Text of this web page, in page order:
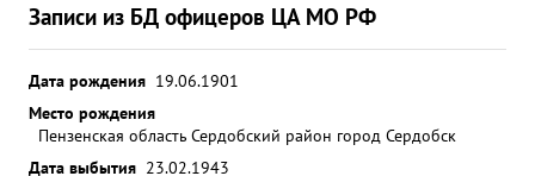
Записи из БД офицеров ЦА МО РФ
Дата рождения 19.06.1901
Место рождения
Пензенская область Сердобский район город Сердобск
Дата выбытия 23.02.1943